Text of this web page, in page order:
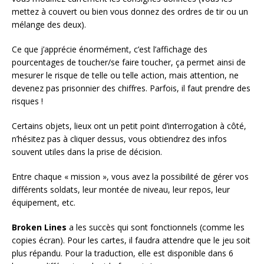
mettez à couvert ou bien vous donnez des ordres de tir ou un
mélange des deux).
Ce que j’apprécie énormément, c’est l’affichage des
pourcentages de toucher/se faire toucher, ça permet ainsi de
mesurer le risque de telle ou telle action, mais attention, ne
devenez pas prisonnier des chiffres. Parfois, il faut prendre des
risques !
Certains objets, lieux ont un petit point d’interrogation à côté,
n’hésitez pas à cliquer dessus, vous obtiendrez des infos
souvent utiles dans la prise de décision.
Entre chaque « mission », vous avez la possibilité de gérer vos
différents soldats, leur montée de niveau, leur repos, leur
équipement, etc.
Broken Lines a les succès qui sont fonctionnels (comme les
copies écran). Pour les cartes, il faudra attendre que le jeu soit
plus répandu. Pour la traduction, elle est disponible dans 6